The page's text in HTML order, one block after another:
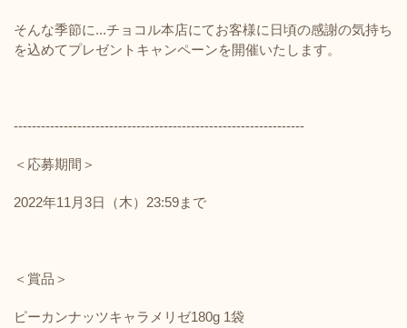
そんな季節に...チョコル本店にてお客様に日頃の感謝の気持ち
を込めてプレゼントキャンペーンを開催いたします。
----------------------------------------------------------------
＜応募期間＞
2022年11月3日（木）23:59まで
＜賞品＞
ピーカンナッツキャラメリゼ180g 1袋